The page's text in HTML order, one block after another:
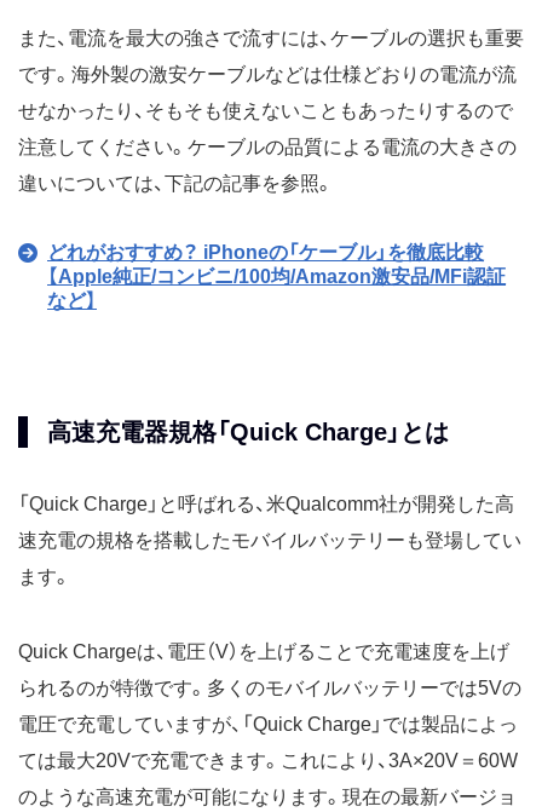
また、電流を最大の強さで流すには、ケーブルの選択も重要
です。海外製の激安ケーブルなどは仕様どおりの電流が流
せなかったり、そもそも使えないこともあったりするので
注意してください。ケーブルの品質による電流の大きさの
違いについては、下記の記事を参照。
どれがおすすめ？ iPhoneの「ケーブル」を徹底比較
【Apple純正/コンビニ/100均/Amazon激安品/MFi認証
など】
高速充電器規格「Quick Charge」とは
「Quick Charge」と呼ばれる、米Qualcomm社が開発した高
速充電の規格を搭載したモバイルバッテリーも登場してい
ます。
Quick Chargeは、電圧（V）を上げることで充電速度を上げ
られるのが特徴です。多くのモバイルバッテリーでは5Vの
電圧で充電していますが、「Quick Charge」では製品によっ
ては最大20Vで充電できます。これにより、3A×20V＝60W
のような高速充電が可能になります。現在の最新バージョ